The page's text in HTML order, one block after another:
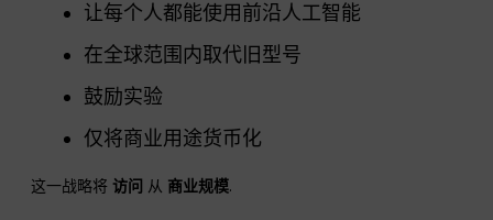
让每个人都能使用前沿人工智能
在全球范围内取代旧型号
鼓励实验
仅将商业用途货币化
这一战略将 访问 从 商业规模.